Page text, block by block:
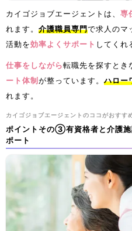
カイゴジョブエージェントは、 専
れます。 介護職員専門で求人のマ
活動を効率よくサポート してくれ
仕事をしながら転職先を探すとき
ート体制 が整っています。 ハロー
れます。
カイゴジョブエージェントのココがおすす
ポイントその③有資格者と介護
ポート